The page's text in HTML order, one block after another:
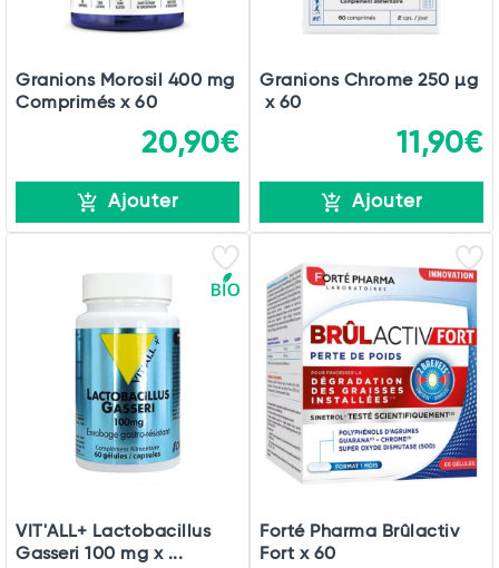
Commander
Granions Morosil 400 mg
Comprimés x 60
20,90€
Ajouter
Granions Chrome 250 µg
x 60
11,90€
Ajouter
VIT'ALL+ Lactobacillus
Gasseri 100 mg x ...
Forté Pharma Brûlactiv
Fort x 60